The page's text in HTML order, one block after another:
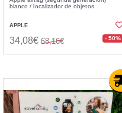
blanco / localizador de objetos
APPLE
34,08€ 68,16€ - 50%